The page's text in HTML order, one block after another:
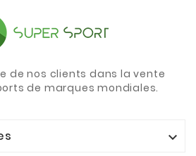
de nos clients dans la vente
de marques mondiales.
